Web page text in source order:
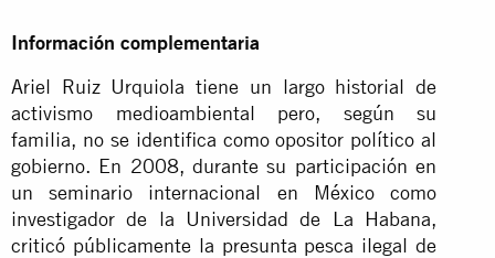
Información complementaria
Ariel Ruiz Urquiola tiene un largo historial de
activismo medioambiental pero, según su
familia, no se identifica como opositor político al
gobierno. En 2008, durante su participación en
un seminario internacional en México como
investigador de la Universidad de La Habana,
criticó públicamente la presunta pesca ilegal de